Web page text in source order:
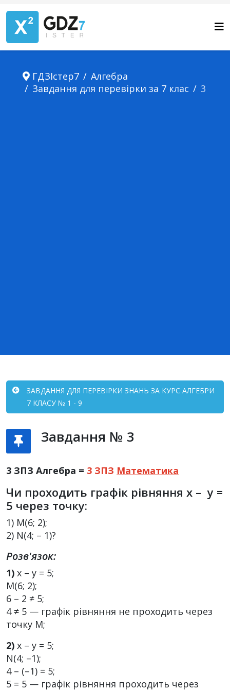
ГДЗІстер7
Алгебра
Завдання для перевірки за 7 клас
3
ЗАВДАННЯ ДЛЯ ПЕРЕВІРКИ ЗНАНЬ ЗА КУРС АЛГЕБРИ
7 КЛАСУ № 1 - 9
Завдання № 3
3 ЗПЗ Алгебра = 3 ЗПЗ Математика
Чи проходить графік рівняння x – y =
5 через точку:
1) M(6; 2);
2) N(4; – 1)?
Розв'язок:
1) х – y = 5;
М(6; 2);
6 – 2 ≠ 5;
4 ≠ 5 — графік рівняння не проходить через
точку М;
2) х – у = 5;
N(4; –1);
4 – (–1) = 5;
5 = 5 — графік рівняння проходить через